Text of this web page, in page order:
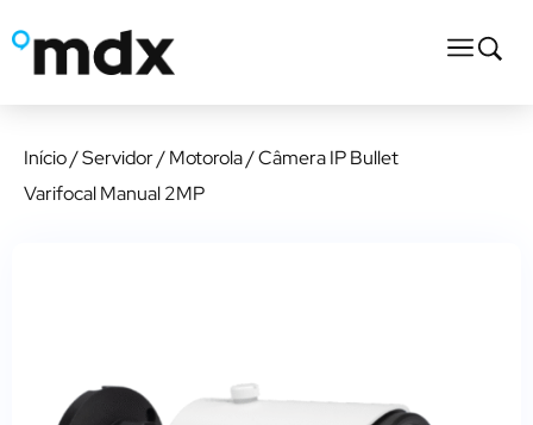
Início/Servidor/Motorola/ Câmera IP Bullet
Varifocal Manual 2MP